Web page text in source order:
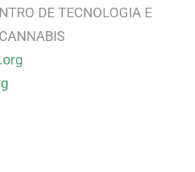
DE TECNOLOGIA E